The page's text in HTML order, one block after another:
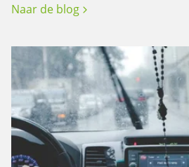
Naar de blog